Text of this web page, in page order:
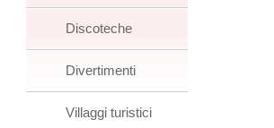
Discoteche
Divertimenti
Villaggi turistici